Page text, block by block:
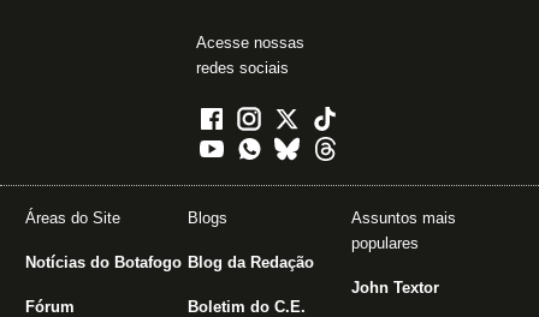
Acesse nossas
redes sociais
Áreas do Site
Notícias do Botafogo
Fórum
Blogs
Blog da Redação
Boletim do C.E.
Assuntos mais
populares
John Textor